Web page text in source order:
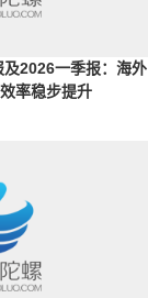
2026一季报：海外
率稳步提升